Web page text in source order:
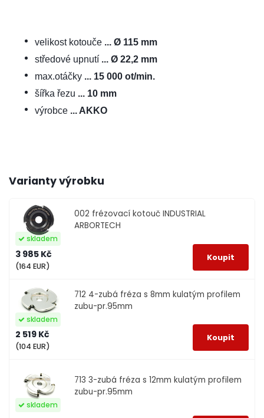
velikost kotouče ... Ø 115 mm
středové upnutí ... Ø 22,2 mm
max.otáčky ... 15 000 ot/min.
šířka řezu ... 10 mm
výrobce ... AKKO
Varianty výrobku
002 frézovací kotouč INDUSTRIAL
ARBORTECH
skladem
3 985 Kč
(164 EUR)
712 4-zubá fréza s 8mm kulatým profilem
zubu-pr.95mm
skladem
2 519 Kč
(104 EUR)
713 3-zubá fréza s 12mm kulatým profilem
zubu-pr.95mm
skladem